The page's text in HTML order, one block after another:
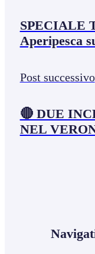
SPECIALE
Aperipesca
Post successivo
🔴 DUE
NEL